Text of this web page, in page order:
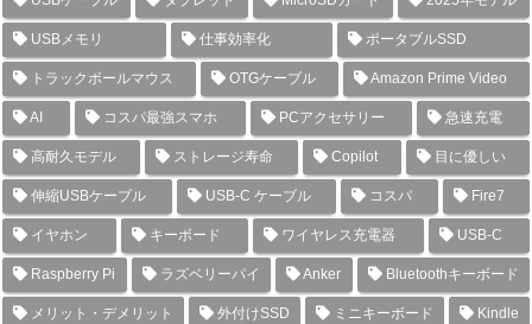
USBメモリ 仕事効率化 ポータブルSSD
トラックボールマウス OTGケーブル Amazon Prime Video
AI コスパ最強スマホ PCアクセサリー 急速充電
高耐久モデル ストレージ寿命 Copilot 目に優しい
伸縮USBケーブル USB-C ケーブル コスパ Fire7
イヤホン キーボード ワイヤレス充電器 USB-C
Raspberry Pi ラズベリーパイ Anker Bluetoothキーボード
メリット・デメリット 外付けSSD ミニキーボード Kindle